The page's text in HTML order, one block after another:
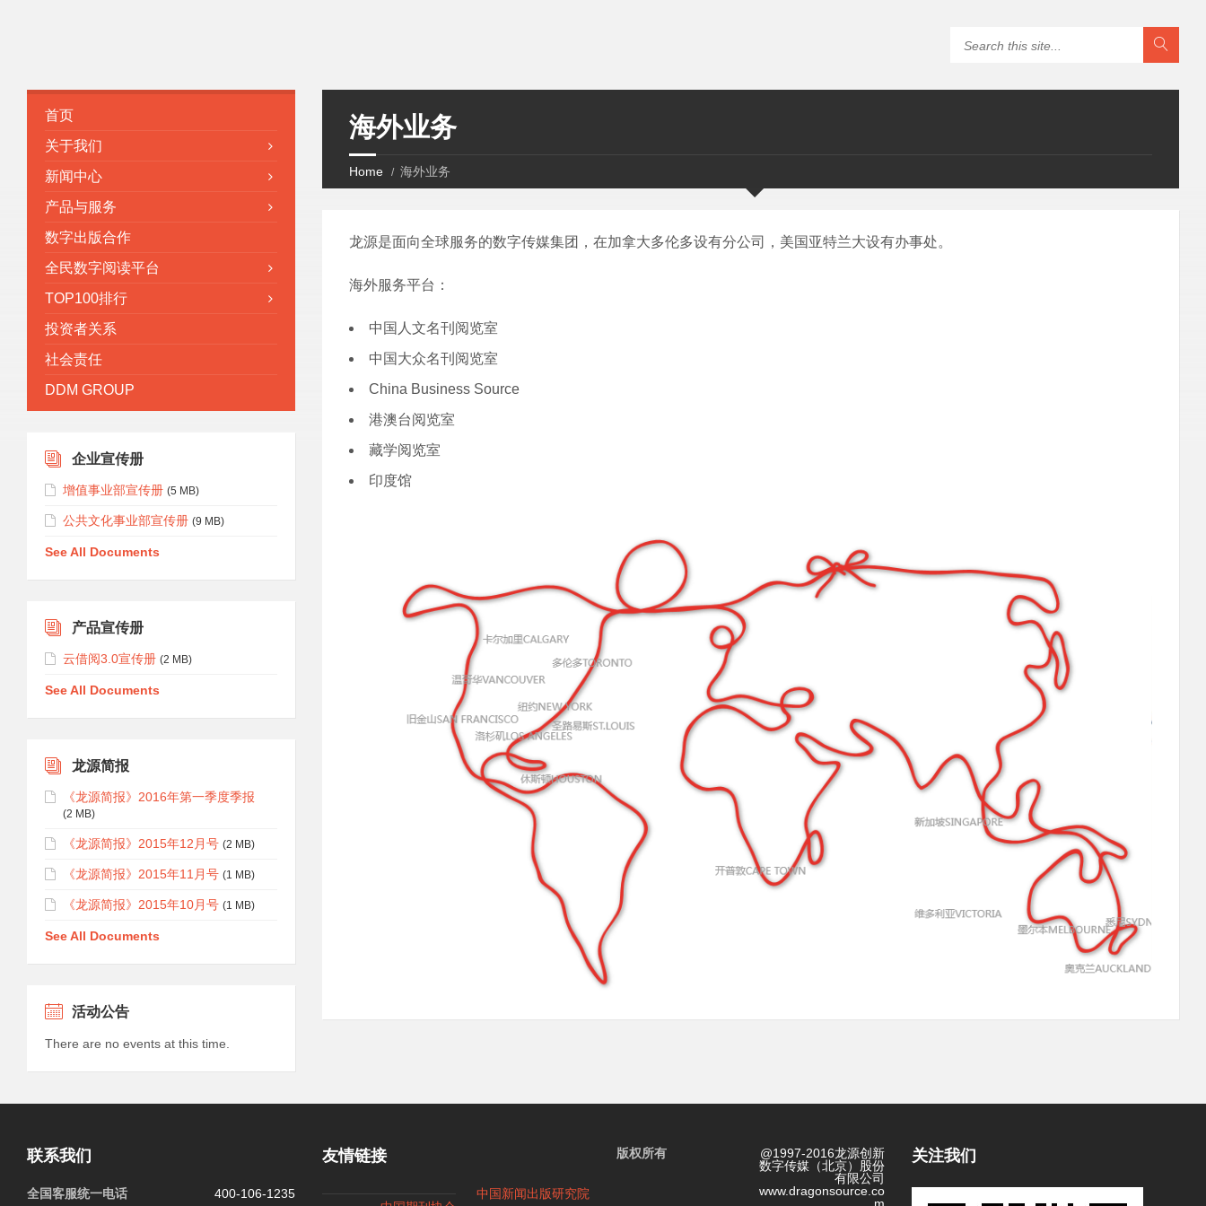
海外业务
Home 海外业务
龙源是面向全球服务的数字传媒集团，在加拿大多伦多设有分公司，美国亚特兰大设有办事处。
海外服务平台：
中国人文名刊阅览室
中国大众名刊阅览室
China Business Source
港澳台阅览室
藏学阅览室
印度馆
首页
关于我们
新闻中心
产品与服务
数字出版合作
全民数字阅读平台
TOP100排行
投资者关系
社会责任
DDM GROUP
企业宣传册
增值事业部宣传册 (5 MB)
公共文化事业部宣传册 (9 MB)
See All Documents
产品宣传册
云借阅3.0宣传册 (2 MB)
See All Documents
龙源简报
《龙源简报》2016年第一季度季报
(2 MB)
《龙源简报》2015年12月号 (2 MB)
《龙源简报》2015年11月号 (1 MB)
《龙源简报》2015年10月号 (1 MB)
See All Documents
活动公告
There are no events at this time.
联系我们
全国客服统一电话 400-106-1235
友情链接
中国新闻出版研究院
版权所有
@1997-2016龙源创新
数字传媒（北京）股份
有限公司
www.dragonsource.co
关注我们